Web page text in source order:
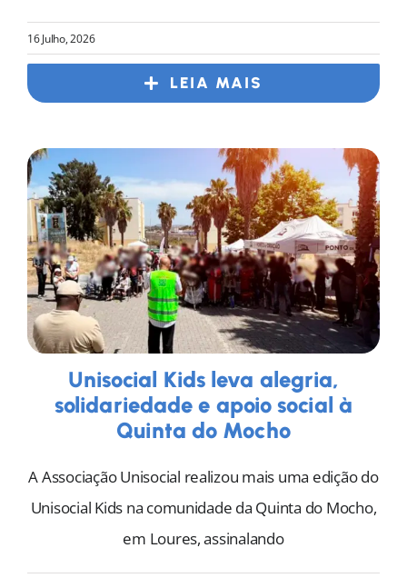
16 Julho, 2026
LEIA MAIS
Unisocial Kids leva alegria,
solidariedade e apoio social à
Quinta do Mocho
A Associação Unisocial realizou mais uma edição do
Unisocial Kids na comunidade da Quinta do Mocho,
em Loures, assinalando